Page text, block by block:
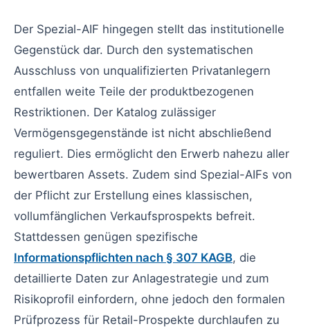
Der Spezial-AIF hingegen stellt das institutionelle
Gegenstück dar. Durch den systematischen
Ausschluss von unqualifizierten Privatanlegern
entfallen weite Teile der produktbezogenen
Restriktionen. Der Katalog zulässiger
Vermögensgegenstände ist nicht abschließend
reguliert. Dies ermöglicht den Erwerb nahezu aller
bewertbaren Assets. Zudem sind Spezial-AIFs von
der Pflicht zur Erstellung eines klassischen,
vollumfänglichen Verkaufsprospekts befreit.
Stattdessen genügen spezifische
Informationspflichten nach § 307 KAGB, die
detaillierte Daten zur Anlagestrategie und zum
Risikoprofil einfordern, ohne jedoch den formalen
Prüfprozess für Retail-Prospekte durchlaufen zu